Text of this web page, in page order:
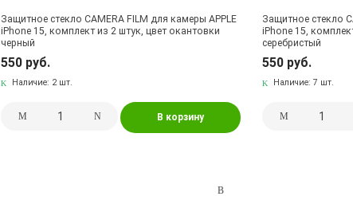
Защитное стекло CAMERA FILM для камеры APPLE
iPhone 15, комплект из 2 штук, цвет окантовки
черный
550 руб.
Наличие: 2 шт.
В корзину
Защитное стекло
iPhone 15,
серебристый
550 руб.
Наличие:7 шт.